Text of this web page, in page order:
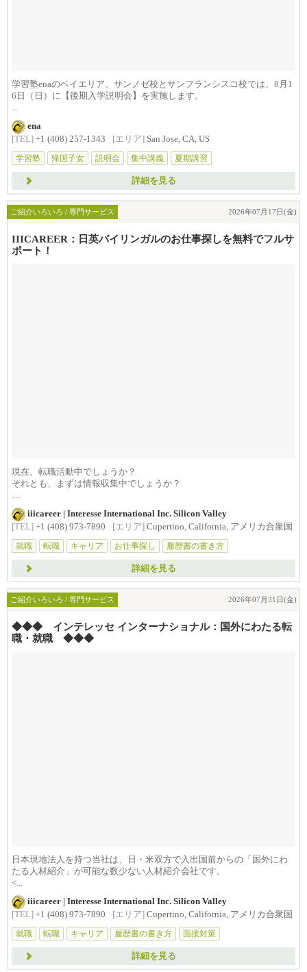
学習塾enaのベイエリア、サンノゼ校とサンフランシスコ校では、8月1
6日（日）に【後期入学説明会】を実施します。
...
ena
[TEL] +1 (408) 257-1343 [エリア] San Jose, CA, US
学習塾
帰国子女 説明会 集中講義 夏期講習
詳細を見る
ご紹介いろいろ / 専門サービス 2026年07月17日(金)
IIICAREER：日英バイリンガルのお仕事探しを無料でフルサ
ポート！
現在、転職活動中でしょうか？
それとも、まずは情報収集中でしょうか？
iiicareerでは、シリコ...
iiicareer | Interesse International Inc. Silicon Valley
[TEL] +1 (408) 973-7890 [エリア] Cupertino, California, アメリカ合衆国
就職
転職 キャリア お仕事探し 履歴書の書き方
詳細を見る
ご紹介いろいろ / 専門サービス 2026年07月31日(金)
◆◆◆ インテレッセ インターナショナル：国外にわたる転
職・就職 ◆◆◆
日本現地法人を持つ当社は、日・米双方で入出国前からの「国外にわ
たる人材紹介」が可能な数少ない人材紹介会社です。
<...
iiicareer | Interesse International Inc. Silicon Valley
[TEL] +1 (408) 973-7890 [エリア] Cupertino, California, アメリカ合衆国
就職
転職 キャリア 履歴書の書き方 面接対策
詳細を見る